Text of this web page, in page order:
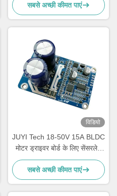
सबसे अच्छी कीमत पाएं
विडियो
JUYI Tech 18-50V 15A BLDC
मोटर ड्राइवर बोर्ड के लिए सेंसरलेस
ब्रशलेस डीसी मोटर, डीसी मोटर
नियंत्रक
सबसे अच्छी कीमत पाएं